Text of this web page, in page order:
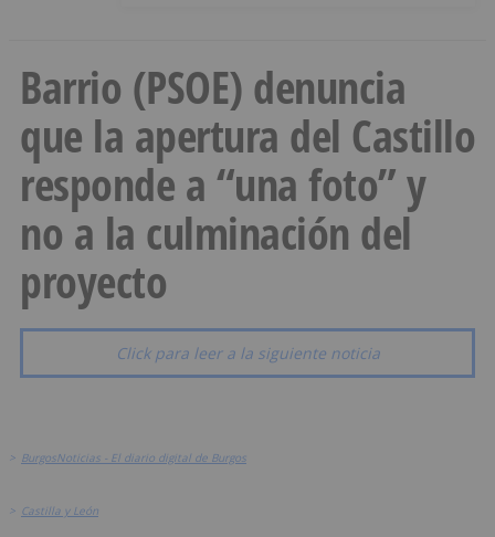
Barrio (PSOE) denuncia
que la apertura del Castillo
responde a “una foto” y
no a la culminación del
proyecto
Click para leer a la siguiente noticia
> BurgosNoticias - El diario digital de Burgos
> Castilla y León